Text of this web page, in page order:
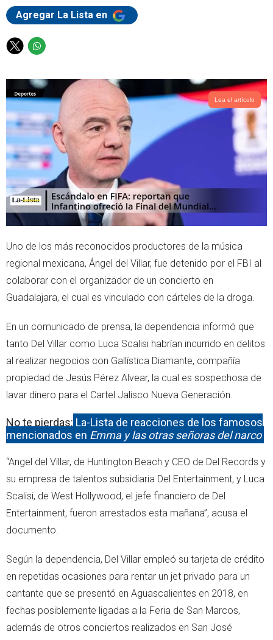
Agregar La Lista en
T
i
t
t
e
r
W
a
t
s
a
p
p
Lea el artículo
Uno de los más reconocidos productores de la música
regional mexicana, Ángel del Villar, fue detenido por el FBI al
colaborar con el organizador de un concierto en
Guadalajara, el cual es vinculado con cárteles de la droga.
En un comunicado de prensa, la dependencia informó que
tanto Del Villar como Luca Scalisi habrían incurrido en delitos
al realizar negocios con Gallística Diamante, compañía
propiedad de Jesús Pérez Alvear, la cual es sospechosa de
lavar dinero para el Cartel Jalisco Nueva Generación.
No te pierdas: La-Lista de reacciones de los famosos
mencionados en Emma y las otras señoras del narco
“Angel del Villar, de Huntington Beach y CEO de Del Records y
su empresa de talentos subsidiaria Del Entertainment, y Luca
Scalisi, de West Hollywood, el jefe financiero de Del
Entertainment, fueron arrestados esta mañana”, acusa el
documento.
Según la dependencia, Del Villar empleó su tarjeta de crédito
en repetidas ocasiones para rentar un jet privado para un
cantante que se presentó en Aguascalientes en 2018, en
fechas posiblemente ligadas a la Feria de San Marcos,
además de otros conciertos realizados en San José